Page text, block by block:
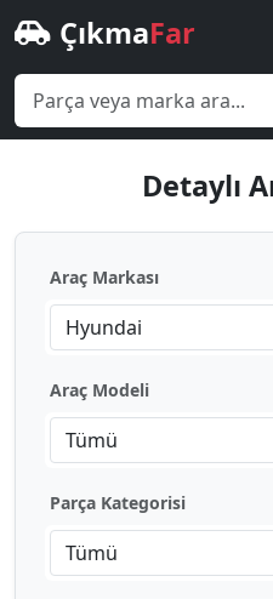
ÇıkmaFar
Detaylı
Araç Markası
Hyundai
Araç Modeli
Tümü
Parça Kategorisi
Tümü